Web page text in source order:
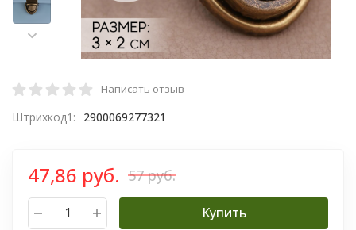
Написать отзыв
Штрихкод1: 2900069277321
47,86 руб. 57 руб.
Купить